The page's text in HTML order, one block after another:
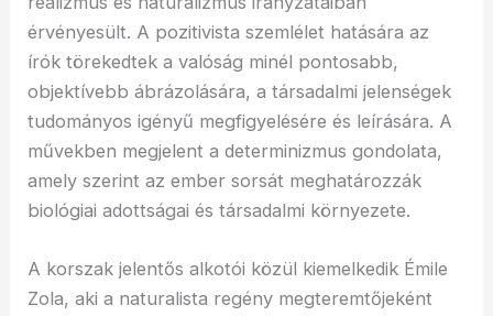
érvényesült. A pozitivista szemlélet hatására az
írók törekedtek a valóság minél pontosabb,
objektívebb ábrázolására, a társadalmi jelenségek
tudományos igényű megfigyelésére és leírására. A
művekben megjelent a determinizmus gondolata,
amely szerint az ember sorsát meghatározzák
biológiai adottságai és társadalmi környezete.
A korszak jelentős alkotói közül kiemelkedik Émile
Zola, aki a naturalista regény megteremtőjeként